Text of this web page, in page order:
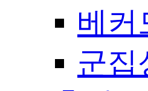
베커
군집